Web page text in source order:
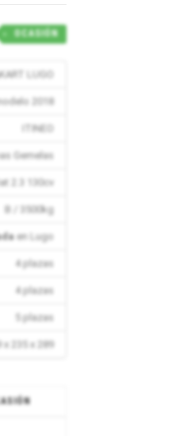
OCASIÓN
LUGO
2018
ITINEO
Gemelas
2.3 130cv
B / 3500kg
en Lugo
4 plazas
4 plazas
5 plazas
x 235 x 289